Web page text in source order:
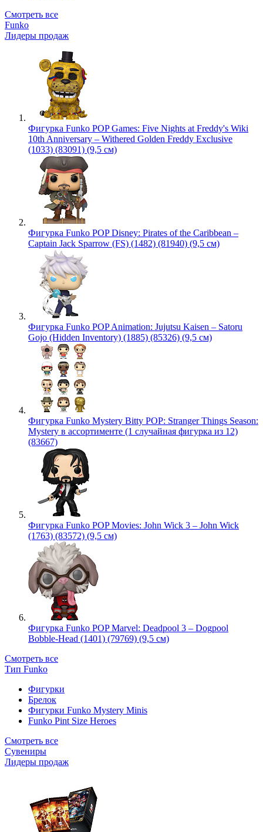
Смотреть все
Funko
Лидеры продаж
Фигурка Funko POP Games: Five Nights at Freddy's Wiki
10th Anniversary – Withered Golden Freddy Exclusive
(1033) (83091) (9,5 см)
Фигурка Funko POP Disney: Pirates of the Caribbean –
Captain Jack Sparrow (FS) (1482) (81940) (9,5 см)
Фигурка Funko POP Animation: Jujutsu Kaisen – Satoru
Gojo (Hidden Inventory) (1885) (85326) (9,5 см)
Фигурка Funko Mystery Bitty POP: Stranger Things Season:
Mystery в ассортименте (1 случайная фигурка из 12)
(83667)
Фигурка Funko POP Movies: John Wick 3 – John Wick
(1763) (83572) (9,5 см)
Фигурка Funko POP Marvel: Deadpool 3 – Dogpool
Bobble-Head (1401) (79769) (9,5 см)
Смотреть все
Тип Funko
Фигурки
Брелок
Фигурки Funko Mystery Minis
Funko Pint Size Heroes
Смотреть все
Сувениры
Лидеры продаж